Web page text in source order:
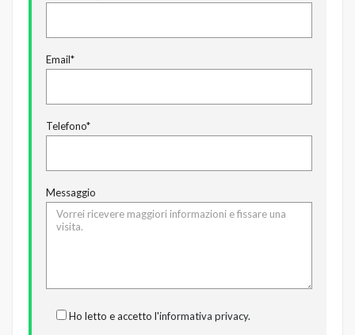
Email*
Telefono*
Messaggio
Ho letto e accetto l'informativa privacy.